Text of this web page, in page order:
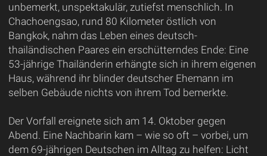
unbemerkt, unspektakulär, zutiefst menschlich. In
Chachoengsao, rund 80 Kilometer östlich von
Bangkok, nahm das Leben eines deutsch-
thailändischen Paares ein erschütterndes Ende: Eine
53-jährige Thailänderin erhängte sich in ihrem eigenen
Haus, während ihr blinder deutscher Ehemann im
selben Gebäude nichts von ihrem Tod bemerkte.
Der Vorfall ereignete sich am 14. Oktober gegen
Abend. Eine Nachbarin kam – wie so oft – vorbei, um
dem 69-jährigen Deutschen im Alltag zu helfen: Licht